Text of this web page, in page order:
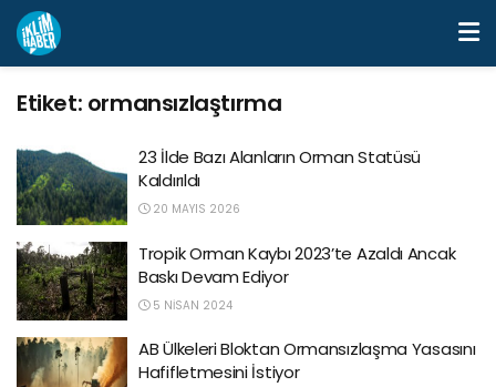
Etiket: ormansızlaştırma
23 İlde Bazı Alanların Orman Statüsü
Kaldırıldı
20 MAYIS 2026
Tropik Orman Kaybı 2023’te Azaldı Ancak
Baskı Devam Ediyor
5 NISAN 2024
AB Ülkeleri Bloktan Ormansızlaşma Yasasını
Hafifletmesini İstiyor